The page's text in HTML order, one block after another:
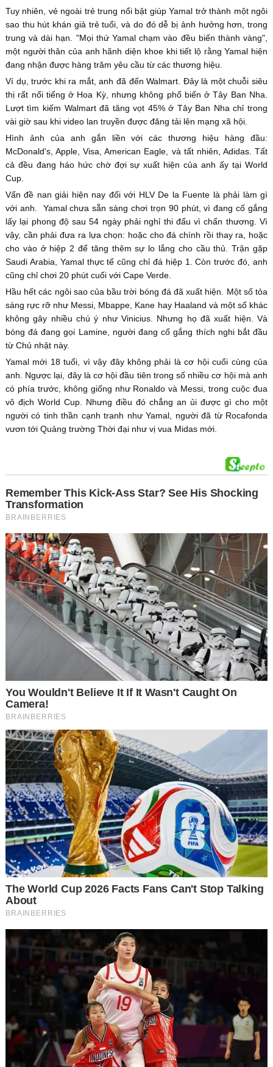
Tuy nhiên, vẻ ngoài trẻ trung nổi bật giúp Yamal trở thành một ngôi
sao thu hút khán giả trẻ tuổi, và do đó dễ bị ảnh hưởng hơn, trong
trung và dài hạn. "Mọi thứ Yamal chạm vào đều biến thành vàng",
một người thân của anh hãnh diện khoe khi tiết lộ rằng Yamal hiện
đang nhận được hàng trăm yêu cầu từ các thương hiệu.
Ví dụ, trước khi ra mắt, anh đã đến Walmart. Đây là một chuỗi siêu
thị rất nổi tiếng ở Hoa Kỳ, nhưng không phổ biến ở Tây Ban Nha.
Lượt tìm kiếm Walmart đã tăng vọt 45% ở Tây Ban Nha chỉ trong
vài giờ sau khi video lan truyền được đăng tải lên mạng xã hội.
Hình ảnh của anh gắn liền với các thương hiệu hàng đầu:
McDonald's, Apple, Visa, American Eagle, và tất nhiên, Adidas. Tất
cả đều đang háo hức chờ đợi sự xuất hiện của anh ấy tại World
Cup.
Vấn đề nan giải hiện nay đối với HLV De la Fuente là phải làm gì
với anh. Yamal chưa sẵn sàng chơi trọn 90 phút, vì đang cố gắng
lấy lại phong độ sau 54 ngày phải nghỉ thi đấu vì chấn thương. Vì
vậy, cần phải đưa ra lựa chọn: hoặc cho đá chính rồi thay ra, hoặc
cho vào ở hiệp 2 để tăng thêm sự lo lắng cho cầu thủ. Trận gặp
Saudi Arabia, Yamal thực tế cũng chỉ đá hiệp 1. Còn trước đó, anh
cũng chỉ chơi 20 phút cuối với Cape Verde.
Hầu hết các ngôi sao của bầu trời bóng đá đã xuất hiện. Một số tỏa
sáng rực rỡ như Messi, Mbappe, Kane hay Haaland và một số khác
không gây nhiều chú ý như Vinicius. Nhưng họ đã xuất hiện. Và
bóng đá đang gọi Lamine, người đang cố gắng thích nghi bắt đầu
từ Chủ nhật này.
Yamal mới 18 tuổi, vì vậy đây không phải là cơ hội cuối cùng của
anh. Ngược lại, đây là cơ hội đầu tiên trong số nhiều cơ hội mà anh
có phía trước, không giống như Ronaldo và Messi, trong cuộc đua
vô địch World Cup. Nhưng điều đó chẳng an ủi được gì cho một
người có tinh thần cạnh tranh như Yamal, người đã từ Rocafonda
vươn tới Quảng trường Thời đại như vị vua Midas mới.